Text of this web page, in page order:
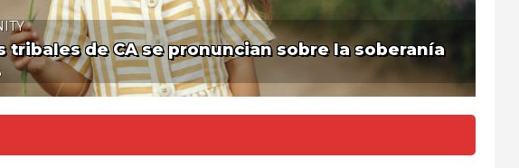
tribales de CA se pronuncian sobre la soberanía